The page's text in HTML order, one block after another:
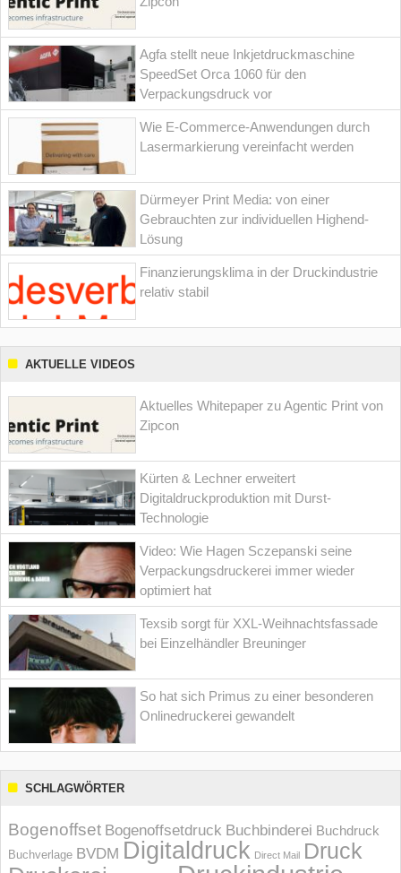
Agfa stellt neue Inkjetdruckmaschine
SpeedSet Orca 1060 für den
Verpackungsdruck vor
Wie E-Commerce-Anwendungen durch
Lasermarkierung vereinfacht werden
Dürmeyer Print Media: von einer
Gebrauchten zur individuellen Highend-
Lösung
Finanzierungsklima in der Druckindustrie
relativ stabil
AKTUELLE VIDEOS
Aktuelles Whitepaper zu Agentic Print von
Zipcon
Kürten & Lechner erweitert
Digitaldruckproduktion mit Durst-
Technologie
Video: Wie Hagen Sczepanski seine
Verpackungsdruckerei immer wieder
optimiert hat
Texsib sorgt für XXL-Weihnachtsfassade
bei Einzelhändler Breuninger
So hat sich Primus zu einer besonderen
Onlinedruckerei gewandelt
SCHLAGWÖRTER
Bogenoffset Bogenoffsetdruck Buchbinderei Buchdruck
Buchverlage BVDM Digitaldruck Direct Mail Druck